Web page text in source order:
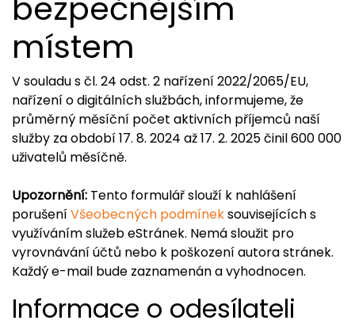
místem
V souladu s čl. 24 odst. 2 nařízení 2022/2065/EU,
nařízení o digitálních službách, informujeme, že
průměrný měsíční počet aktivních příjemců naší
služby za období 17. 8. 2024 až 17. 2. 2025 činil 600 000
uživatelů měsíčně.
Upozornění: Tento formulář slouží k nahlášení
porušeníVšeobecných podmíneksouvisejících s
využíváním služeb eStránek. Nemá sloužit pro
vyrovnávání účtů nebo k poškození autora stránek.
Každý e-mail bude zaznamenán a vyhodnocen.
Informace o odesílateli